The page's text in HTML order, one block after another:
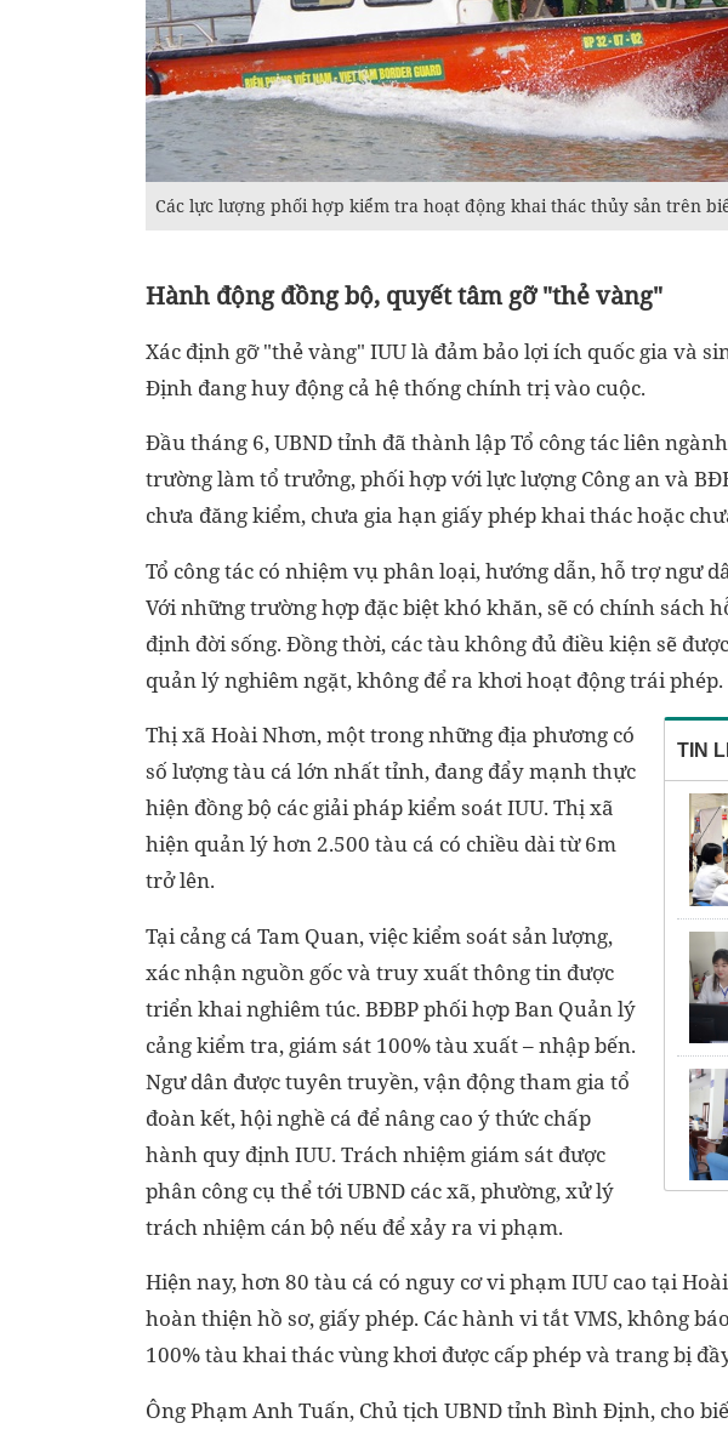
Các lực lượng phối hợp kiểm tra hoạt động khai thác thủy sản trên
Hành động đồng bộ, quyết tâm gỡ "thẻ vàng"
Xác định gỡ "thẻ vàng" IUU là đảm bảo lợi ích quốc gia và
Định đang huy động cả hệ thống chính trị vào cuộc.
Đầu tháng 6, UBND tỉnh đã thành lập Tổ công tác liên
trường làm tổ trưởng, phối hợp với lực lượng Công an và
chưa đăng kiểm, chưa gia hạn giấy phép khai thác hoặc
Tổ công tác có nhiệm vụ phân loại, hướng dẫn, hỗ trợ ngư
Với những trường hợp đặc biệt khó khăn, sẽ có chính sách
định đời sống. Đồng thời, các tàu không đủ điều kiện sẽ
quản lý nghiêm ngặt, không để ra khơi hoạt động trái phép.
TIN
Thị xã Hoài Nhơn, một trong những địa phương có
số lượng tàu cá lớn nhất tỉnh, đang đẩy mạnh thực
hiện đồng bộ các giải pháp kiểm soát IUU. Thị xã
hiện quản lý hơn 2.500 tàu cá có chiều dài từ 6m
trở lên.
Tại cảng cá Tam Quan, việc kiểm soát sản lượng,
xác nhận nguồn gốc và truy xuất thông tin được
triển khai nghiêm túc. BĐBP phối hợp Ban Quản lý
cảng kiểm tra, giám sát 100% tàu xuất – nhập bến.
Ngư dân được tuyên truyền, vận động tham gia tổ
đoàn kết, hội nghề cá để nâng cao ý thức chấp
hành quy định IUU. Trách nhiệm giám sát được
phân công cụ thể tới UBND các xã, phường, xử lý
trách nhiệm cán bộ nếu để xảy ra vi phạm.
Hiện nay, hơn 80 tàu cá có nguy cơ vi phạm IUU cao tại
hoàn thiện hồ sơ, giấy phép. Các hành vi tắt VMS, không
100% tàu khai thác vùng khơi được cấp phép và trang bị
Ông Phạm Anh Tuấn, Chủ tịch UBND tỉnh Bình Định, cho